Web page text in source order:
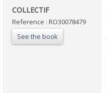
‎COLLECTIF‎
Reference : RO30078479
See the book